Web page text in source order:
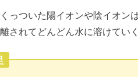
っついた陽イオンや陰イオン
されてどんどん水に溶けていく